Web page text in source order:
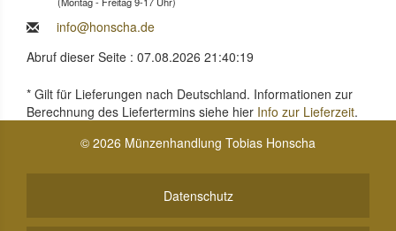
info@honscha.de
Abruf dieser Seite : 07.08.2026 21:40:19
* Gilt für Lieferungen nach Deutschland. Informationen zur
Berechnung des Liefertermins siehe hier Info zur Lieferzeit.
© 2026 Münzenhandlung Tobias Honscha
Datenschutz